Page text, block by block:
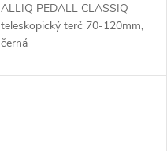
ALLIQ PEDALL CLASSIQ
teleskopický terč 70-120mm,
černá